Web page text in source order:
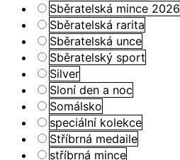
Sběratelská mince 2026
Sběratelská rarita
Sběratelská unce
Sběratelský sport
Silver
Sloní den a noc
Somálsko
speciální kolekce
Stříbrná medaile
stříbrná mince